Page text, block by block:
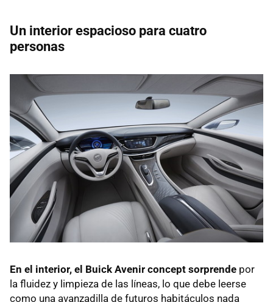
Un interior espacioso para cuatro
personas
En el interior, el Buick Avenir concept sorprende por
la fluidez y limpieza de las líneas, lo que debe leerse
como una avanzadilla de futuros habitáculos nada